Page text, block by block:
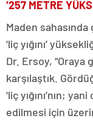
‘257 METRE
Maden
‘liç yığını’
Dr. Ersoy,
karşılaştık.
‘liç yığını’nın;
edilmesi için